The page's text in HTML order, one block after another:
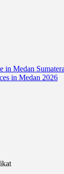
in Medan
in Medan 2026